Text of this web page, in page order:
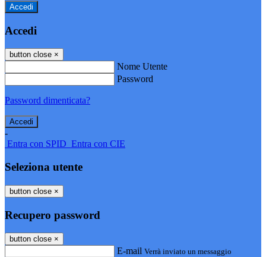
Accedi
Accedi
button close ×
Nome Utente
Password
Password dimenticata?
-
Entra con SPID Entra con CIE
Seleziona utente
button close ×
Recupero password
button close ×
E-mail Verrà inviato un messaggio